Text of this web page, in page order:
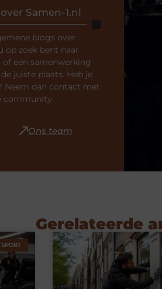
Samen-1.nl
blogs over
op zoek bent naar
een samenwerking
juiste plaats. Heb je
Neem dan contact met
community.
Ons team
Gerelateerde
SPORT